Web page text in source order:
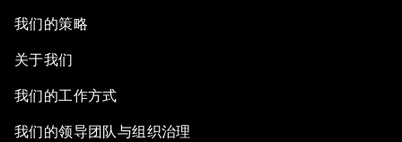
我们的策略
关于我们
我们的工作方式
我们的领导团队与组织治理